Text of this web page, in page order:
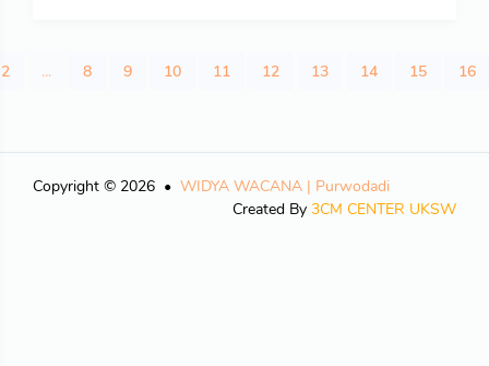
2 ... 8 9 10 11 12 13 14 15 16
Copyright © 2026
WIDYA WACANA | Purwodadi
Created By 3CM CENTER UKSW